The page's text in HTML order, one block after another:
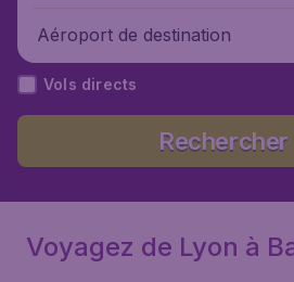
Aéroport de destination
Vols directs
Rechercher
Voyagez de Lyon à